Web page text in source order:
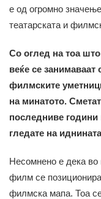
е од огромно
театарската и
Со оглед на тоа
веќе се
филмските
на минатото.
последниве
гледате на
Несомнено е дека во
филм се
филмска мапа. Тоа